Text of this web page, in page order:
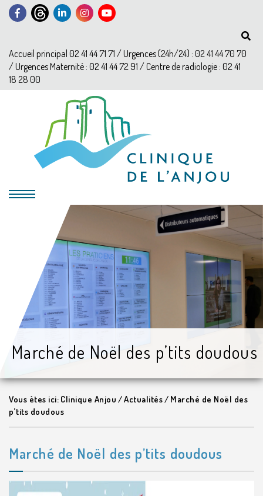
Accueil principal 02 41 44 71 71 / Urgences (24h/24) : 02 41 44 70 70
/ Urgences Maternité : 02 41 44 72 91 / Centre de radiologie : 02 41
18 28 00
Marché de Noël des p’tits doudous
Vous ètes ici: Clinique Anjou /Actualités/ Marché de Noël des
p’tits doudous
Marché de Noël des p’tits doudous